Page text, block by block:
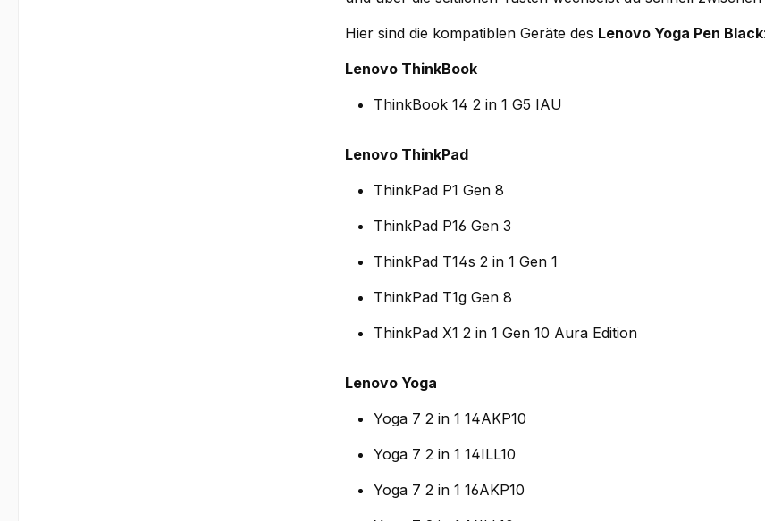
Hier sind die kompatiblen Geräte des Lenovo Yoga Pen Black:
Lenovo ThinkBook
ThinkBook 14 2 in 1 G5 IAU
Lenovo ThinkPad
ThinkPad P1 Gen 8
ThinkPad P16 Gen 3
ThinkPad T14s 2 in 1 Gen 1
ThinkPad T1g Gen 8
ThinkPad X1 2 in 1 Gen 10 Aura Edition
Lenovo Yoga
Yoga 7 2 in 1 14AKP10
Yoga 7 2 in 1 14ILL10
Yoga 7 2 in 1 16AKP10